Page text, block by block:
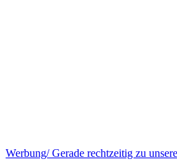
Werbung/ Gerade rechtzeitig zu